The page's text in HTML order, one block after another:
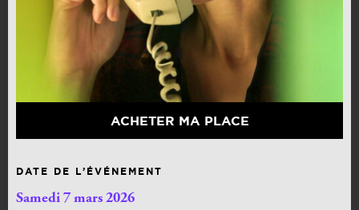
ACHETER MA PLACE
DATE DE L’ÉVÉNEMENT
Samedi 7 mars 2026